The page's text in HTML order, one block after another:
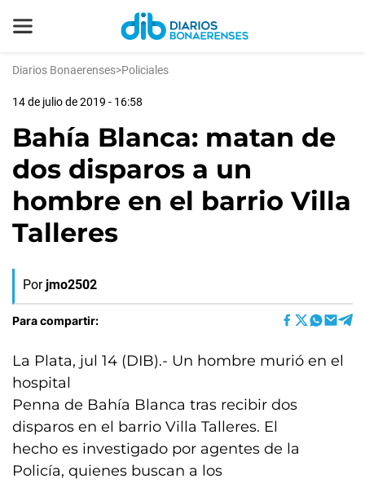
Diarios Bonaerenses>Policiales
14 de julio de 2019 - 16:58
Bahía Blanca: matan de
dos disparos a un
hombre en el barrio Villa
Talleres
Por jmo2502
Para compartir:
La Plata, jul 14 (DIB).- Un hombre murió en el
hospital
Penna de Bahía Blanca tras recibir dos
disparos en el barrio Villa Talleres. El
hecho es investigado por agentes de la
Policía, quienes buscan a los